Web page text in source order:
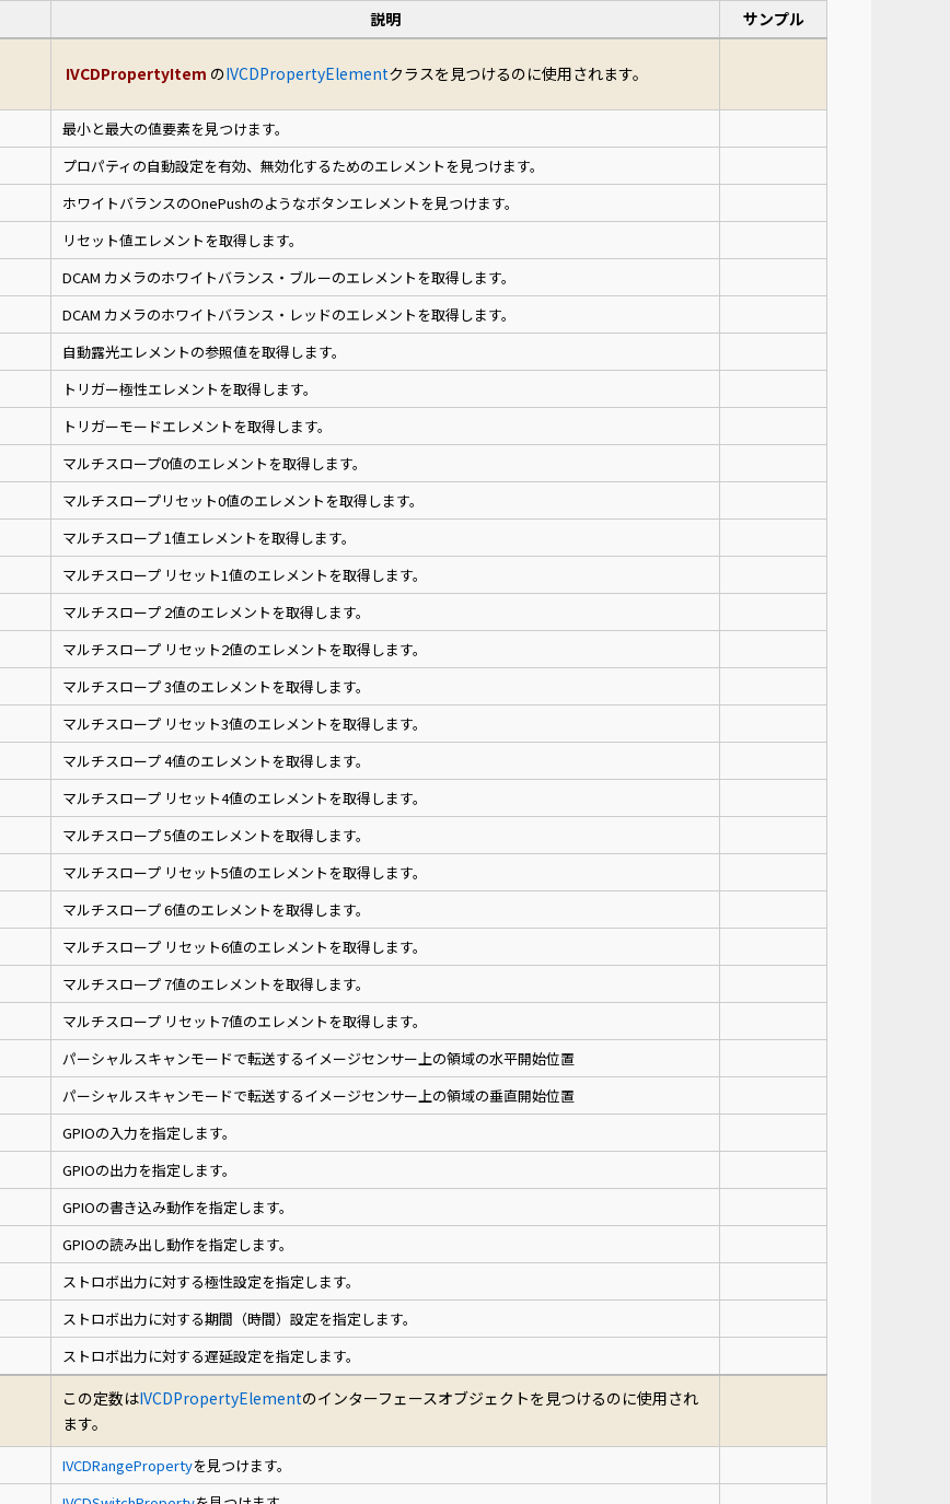
説明 サンプル
IVCDPropertyItem のIVCDPropertyElementクラスを見つけるのに使用されます。
最小と最大の値要素を見つけます。
プロパティの自動設定を有効、無効化するためのエレメントを見つけます。
ホワイトバランスのOnePushのようなボタンエレメントを見つけます。
リセット値エレメントを取得します。
DCAM カメラのホワイトバランス・ブルーのエレメントを取得します。
DCAM カメラのホワイトバランス・レッドのエレメントを取得します。
自動露光エレメントの参照値を取得します。
トリガー極性エレメントを取得します。
トリガーモードエレメントを取得します。
マルチスロープ0値のエレメントを取得します。
マルチスロープリセット0値のエレメントを取得します。
マルチスロープ 1値エレメントを取得します。
マルチスロープ リセット1値のエレメントを取得します。
マルチスロープ 2値のエレメントを取得します。
マルチスロープ リセット2値のエレメントを取得します。
マルチスロープ 3値のエレメントを取得します。
マルチスロープ リセット3値のエレメントを取得します。
マルチスロープ 4値のエレメントを取得します。
マルチスロープ リセット4値のエレメントを取得します。
マルチスロープ 5値のエレメントを取得します。
マルチスロープ リセット5値のエレメントを取得します。
マルチスロープ 6値のエレメントを取得します。
マルチスロープ リセット6値のエレメントを取得します。
マルチスロープ 7値のエレメントを取得します。
マルチスロープ リセット7値のエレメントを取得します。
パーシャルスキャンモードで転送するイメージセンサー上の領域の水平開始位置
パーシャルスキャンモードで転送するイメージセンサー上の領域の垂直開始位置
GPIOの入力を指定します。
GPIOの出力を指定します。
GPIOの書き込み動作を指定します。
GPIOの読み出し動作を指定します。
ストロボ出力に対する極性設定を指定します。
ストロボ出力に対する期間（時間）設定を指定します。
ストロボ出力に対する遅延設定を指定します。
この定数はIVCDPropertyElementのインターフェースオブジェクトを見つけるのに使用され
ます。
IVCDRangePropertyを見つけます。